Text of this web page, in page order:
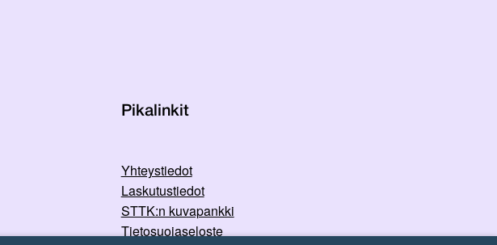
Pikalinkit
Yhteystiedot
Laskutustiedot
STTK:n kuvapankki
Tietosuojaseloste